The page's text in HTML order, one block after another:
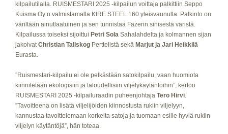
kilpailutilalla. RUISMESTARI 2025 -kilpailun voittaja palkittiin Seppo
Kuisma Oy:n valmistamalla KIRE STEEL 160 yleisvaunulla. Palkinto on
väriltään ainutlaatuinen ja sen tunnistaa Fazerin sinisestä väristä.
Kilpailussa toiseksi sijoittui Petri Sola Sahalahdelta ja kolmannen sijan
jakoivatChristian Tallskog Perttelistä sekä Marjut ja Jari Heikkilä
Eurasta.
”Ruismestari-kilpailu ei ole pelkästään satokilpailu, vaan huomiota
kiinnitetään ekologisiin ja taloudellisiin viljelykäytäntöihin”, kertoo
RUISMESTARI 2025 -kilpailuraadin puheenjohtaja Tero Hirvi.
”Tavoitteena on lisätä viljelijöiden kiinnostusta rukiin viljelyyn,
kannustaa tavoittelemaan korkeita satoja ja tuomaan esille hyviä rukiin
viljelyn käytäntöjä”, hän toteaa.